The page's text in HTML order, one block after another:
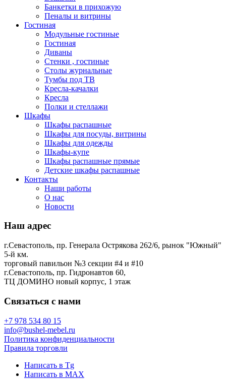
Банкетки в прихожую
Пеналы и витрины
Гостиная
Модульные гостиные
Гостиная
Диваны
Стенки , гостиные
Столы журнальные
Тумбы под ТВ
Кресла-качалки
Кресла
Полки и стеллажи
Шкафы
Шкафы распашные
Шкафы для посуды, витрины
Шкафы для одежды
Шкафы-купе
Шкафы распашные прямые
Детские шкафы распашные
Контакты
Наши работы
О нас
Новости
Наш адрес
г.Севастополь, пр. Генерала Острякова 262/6, рынок "Южный"
5-й км.
торговый павильон №3 секции #4 и #10
г.Севастополь, пр. Гидронавтов 60,
ТЦ ДОМИНО новый корпус, 1 этаж
Связаться с нами
+7 978 534 80 15
info@bushel-mebel.ru
Политика конфиденциальности
Правила торговли
Написать в Tg
Написать в MAX